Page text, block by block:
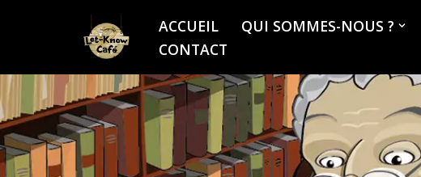
ACCUEIL QUI SOMMES-NOUS ?
CONTACT